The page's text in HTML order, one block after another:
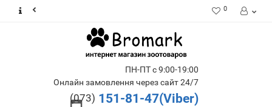
0
ПН-ПТ с 9:00-19:00
Онлайн замовлення через сайт 24/7
(073) 151-81-47(Viber)